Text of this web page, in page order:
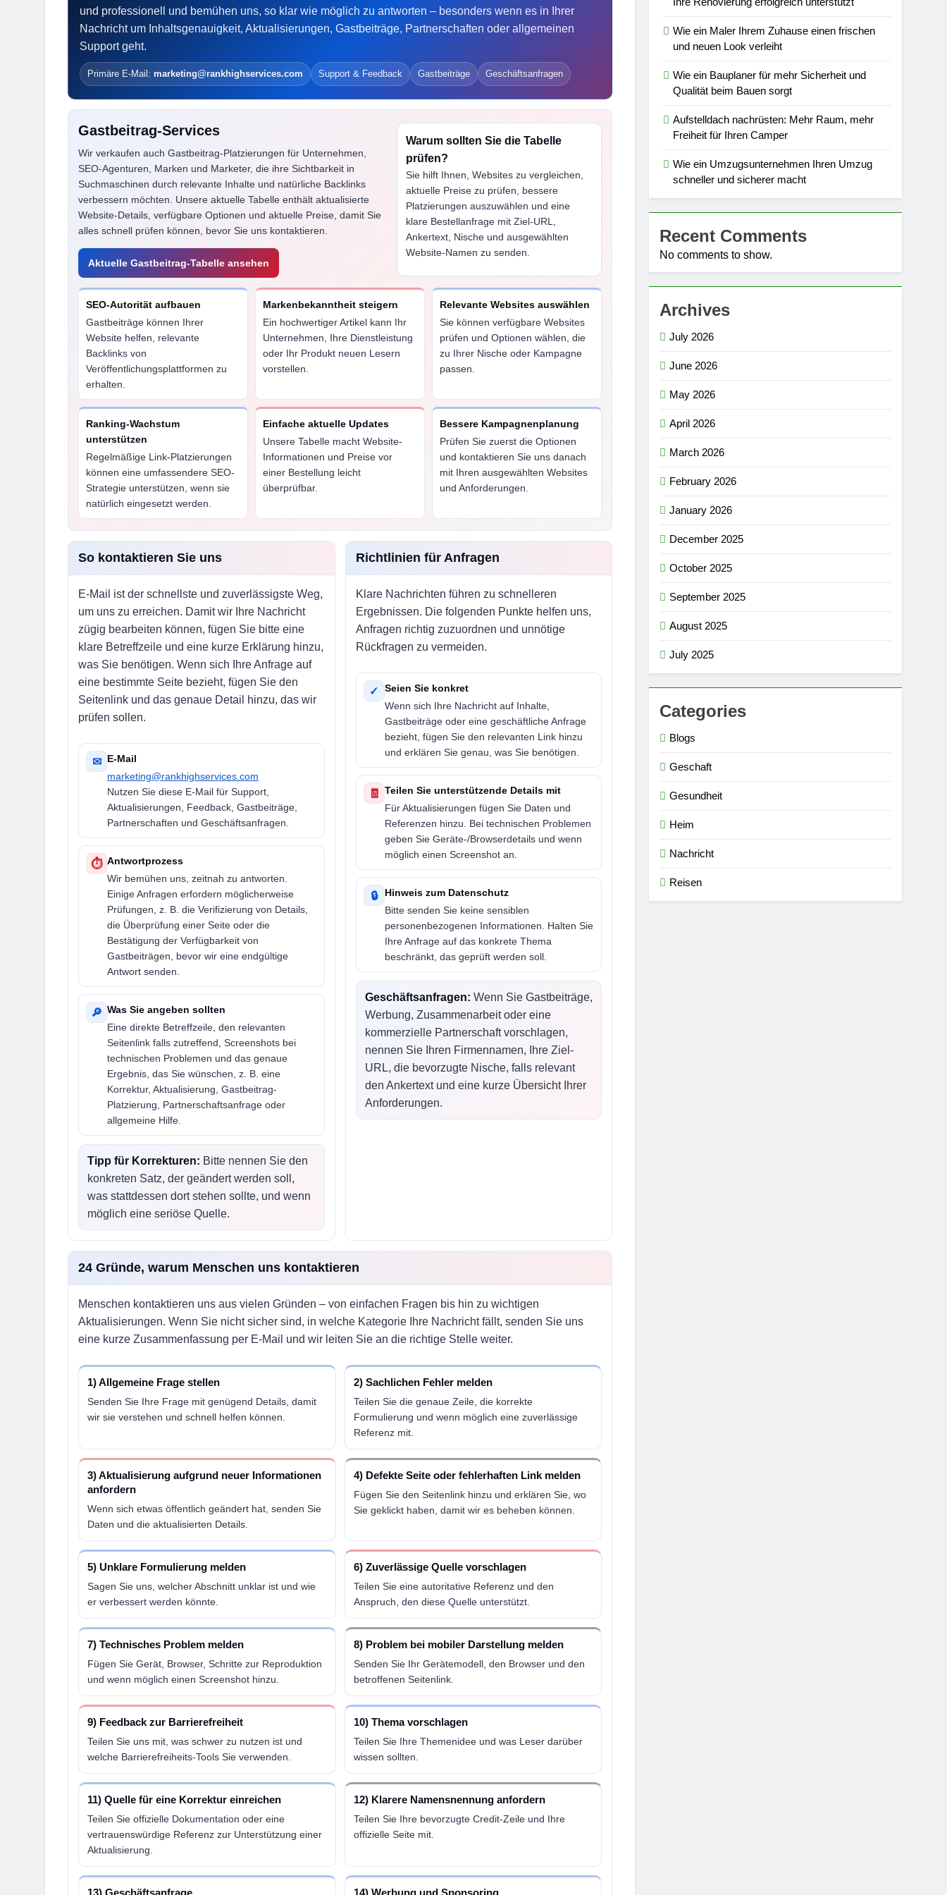
Kamagra Oral Jelly für Männer, die eine schnellere Wirkung bevorzugen
5 Months Ago
6 Months Ago
und professionell und bemühen uns, so klar wie möglich zu antworten – besonders wenn es in Ihrer
Nachricht um Inhaltsgenauigkeit, Aktualisierungen, Gastbeiträge, Partnerschaften oder allgemeinen
Support geht.
Primäre E-Mail: marketing@rankhighservices.com Support & Feedback Gastbeiträge Geschäftsanfragen
Gastbeitrag-Services
Wir verkaufen auch Gastbeitrag-Platzierungen für Unternehmen,
SEO-Agenturen, Marken und Marketer, die ihre Sichtbarkeit in
Suchmaschinen durch relevante Inhalte und natürliche Backlinks
verbessern möchten. Unsere aktuelle Tabelle enthält aktualisierte
Website-Details, verfügbare Optionen und aktuelle Preise, damit Sie
alles schnell prüfen können, bevor Sie uns kontaktieren.
Aktuelle Gastbeitrag-Tabelle ansehen
Warum sollten Sie die Tabelle
prüfen?
Sie hilft Ihnen, Websites zu vergleichen,
aktuelle Preise zu prüfen, bessere
Platzierungen auszuwählen und eine
klare Bestellanfrage mit Ziel-URL,
Ankertext, Nische und ausgewählten
Website-Namen zu senden.
SEO-Autorität aufbauen
Gastbeiträge können Ihrer
Website helfen, relevante
Backlinks von
Veröffentlichungsplattformen zu
erhalten.
Markenbekanntheit steigern
Ein hochwertiger Artikel kann Ihr
Unternehmen, Ihre Dienstleistung
oder Ihr Produkt neuen Lesern
vorstellen.
Relevante Websites auswählen
Sie können verfügbare Websites
prüfen und Optionen wählen, die
zu Ihrer Nische oder Kampagne
passen.
Ranking-Wachstum
unterstützen
Regelmäßige Link-Platzierungen
können eine umfassendere SEO-
Strategie unterstützen, wenn sie
natürlich eingesetzt werden.
Einfache aktuelle Updates
Unsere Tabelle macht Website-
Informationen und Preise vor
einer Bestellung leicht
überprüfbar.
Bessere Kampagnenplanung
Prüfen Sie zuerst die Optionen
und kontaktieren Sie uns danach
mit Ihren ausgewählten Websites
und Anforderungen.
So kontaktieren Sie uns
E-Mail ist der schnellste und zuverlässigste Weg,
um uns zu erreichen. Damit wir Ihre Nachricht
zügig bearbeiten können, fügen Sie bitte eine
klare Betreffzeile und eine kurze Erklärung hinzu,
was Sie benötigen. Wenn sich Ihre Anfrage auf
eine bestimmte Seite bezieht, fügen Sie den
Seitenlink und das genaue Detail hinzu, das wir
prüfen sollen.
✉ E-Mail
marketing@rankhighservices.com
Nutzen Sie diese E-Mail für Support,
Aktualisierungen, Feedback, Gastbeiträge,
Partnerschaften und Geschäftsanfragen.
⏱ Antwortprozess
Wir bemühen uns, zeitnah zu antworten.
Einige Anfragen erfordern möglicherweise
Prüfungen, z. B. die Verifizierung von Details,
die Überprüfung einer Seite oder die
Bestätigung der Verfügbarkeit von
Gastbeiträgen, bevor wir eine endgültige
Antwort senden.
🔎 Was Sie angeben sollten
Eine direkte Betreffzeile, den relevanten
Seitenlink falls zutreffend, Screenshots bei
technischen Problemen und das genaue
Ergebnis, das Sie wünschen, z. B. eine
Korrektur, Aktualisierung, Gastbeitrag-
Platzierung, Partnerschaftsanfrage oder
allgemeine Hilfe.
Tipp für Korrekturen: Bitte nennen Sie den
konkreten Satz, der geändert werden soll,
was stattdessen dort stehen sollte, und wenn
möglich eine seriöse Quelle.
Richtlinien für Anfragen
Klare Nachrichten führen zu schnelleren
Ergebnissen. Die folgenden Punkte helfen uns,
Anfragen richtig zuzuordnen und unnötige
Rückfragen zu vermeiden.
✓
Seien Sie konkret
Wenn sich Ihre Nachricht auf Inhalte,
Gastbeiträge oder eine geschäftliche Anfrage
bezieht, fügen Sie den relevanten Link hinzu
und erklären Sie genau, was Sie benötigen.
🧾
Teilen Sie unterstützende Details mit
Für Aktualisierungen fügen Sie Daten und
Referenzen hinzu. Bei technischen Problemen
geben Sie Geräte-/Browserdetails und wenn
möglich einen Screenshot an.
🔒
Hinweis zum Datenschutz
Bitte senden Sie keine sensiblen
personenbezogenen Informationen. Halten Sie
Ihre Anfrage auf das konkrete Thema
beschränkt, das geprüft werden soll.
Geschäftsanfragen: Wenn Sie Gastbeiträge,
Werbung, Zusammenarbeit oder eine
kommerzielle Partnerschaft vorschlagen,
nennen Sie Ihren Firmennamen, Ihre Ziel-
URL, die bevorzugte Nische, falls relevant
den Ankertext und eine kurze Übersicht Ihrer
Anforderungen.
24 Gründe, warum Menschen uns kontaktieren
Menschen kontaktieren uns aus vielen Gründen – von einfachen Fragen bis hin zu wichtigen
Aktualisierungen. Wenn Sie nicht sicher sind, in welche Kategorie Ihre Nachricht fällt, senden Sie uns
eine kurze Zusammenfassung per E-Mail und wir leiten Sie an die richtige Stelle weiter.
1) Allgemeine Frage stellen
Senden Sie Ihre Frage mit genügend Details, damit
wir sie verstehen und schnell helfen können.
2) Sachlichen Fehler melden
Teilen Sie die genaue Zeile, die korrekte
Formulierung und wenn möglich eine zuverlässige
Referenz mit.
3) Aktualisierung aufgrund neuer Informationen
anfordern
Wenn sich etwas öffentlich geändert hat, senden Sie
Daten und die aktualisierten Details.
4) Defekte Seite oder fehlerhaften Link melden
Fügen Sie den Seitenlink hinzu und erklären Sie, wo
Sie geklickt haben, damit wir es beheben können.
5) Unklare Formulierung melden
Sagen Sie uns, welcher Abschnitt unklar ist und wie
er verbessert werden könnte.
6) Zuverlässige Quelle vorschlagen
Teilen Sie eine autoritative Referenz und den
Anspruch, den diese Quelle unterstützt.
7) Technisches Problem melden
Fügen Sie Gerät, Browser, Schritte zur Reproduktion
und wenn möglich einen Screenshot hinzu.
8) Problem bei mobiler Darstellung melden
Senden Sie Ihr Gerätemodell, den Browser und den
betroffenen Seitenlink.
9) Feedback zur Barrierefreiheit
Teilen Sie uns mit, was schwer zu nutzen ist und
welche Barrierefreiheits-Tools Sie verwenden.
10) Thema vorschlagen
Teilen Sie Ihre Themenidee und was Leser darüber
wissen sollten.
11) Quelle für eine Korrektur einreichen
Teilen Sie offizielle Dokumentation oder eine
vertrauenswürdige Referenz zur Unterstützung einer
Aktualisierung.
12) Klarere Namensnennung anfordern
Teilen Sie Ihre bevorzugte Credit-Zeile und Ihre
offizielle Seite mit.
Wie ein Maler Ihrem Zuhause einen frischen
und neuen Look verleiht
Wie ein Bauplaner für mehr Sicherheit und
Qualität beim Bauen sorgt
Aufstelldach nachrüsten: Mehr Raum, mehr
Freiheit für Ihren Camper
Wie ein Umzugsunternehmen Ihren Umzug
schneller und sicherer macht
Recent Comments
No comments to show.
Archives
July 2026
June 2026
May 2026
April 2026
March 2026
February 2026
January 2026
December 2025
October 2025
September 2025
August 2025
July 2025
Categories
Blogs
Geschaft
Gesundheit
Heim
Nachricht
Reisen